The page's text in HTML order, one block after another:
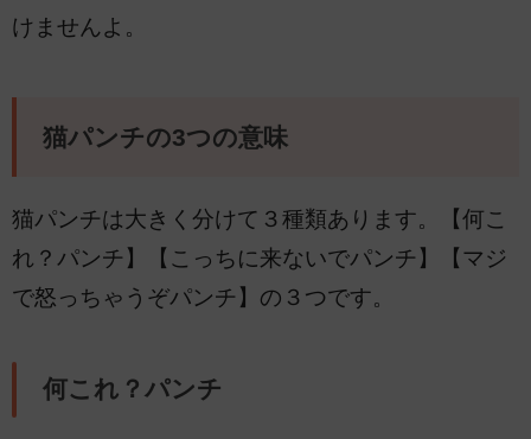
けませんよ。
猫パンチの3つの意味
猫パンチは大きく分けて３種類あります。【何こ
れ？パンチ】【こっちに来ないでパンチ】【マジ
で怒っちゃうぞパンチ】の３つです。
何これ？パンチ